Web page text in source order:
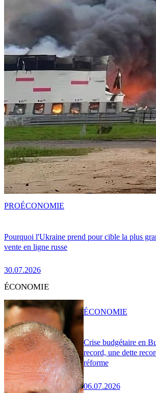
Pourquoi l'Ukraine prend pour cible la plus
vente en ligne russe
30.07.2026
PROÉCONOMIE
ÉCONOMIE
Crise budgétaire en
record, une dette
réforme
06.07.2026
ÉCONOMIE